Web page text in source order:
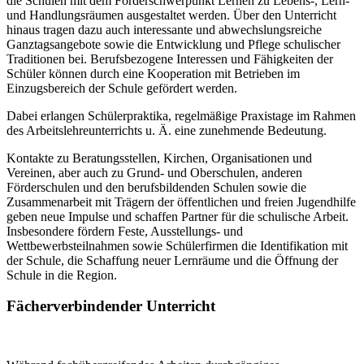
und Handlungsräumen ausgestaltet werden. Über den Unterricht
hinaus tragen dazu auch interessante und abwechslungsreiche
Ganztagsangebote sowie die Entwicklung und Pflege schulischer
Traditionen bei. Berufsbezogene Interessen und Fähigkeiten der
Schüler können durch eine Kooperation mit Betrieben im
Einzugsbereich der Schule gefördert werden.
Dabei erlangen Schülerpraktika, regelmäßige Praxistage im Rahmen
des Arbeitslehreunterrichts u. Ä. eine zunehmende Bedeutung.
Kontakte zu Beratungsstellen, Kirchen, Organisationen und
Vereinen, aber auch zu Grund- und Oberschulen, anderen
Förderschulen und den berufsbildenden Schulen sowie die
Zusammenarbeit mit Trägern der öffentlichen und freien Jugendhilfe
geben neue Impulse und schaffen Partner für die schulische Arbeit.
Insbesondere fördern Feste, Ausstellungs- und
Wettbewerbsteilnahmen sowie Schülerfirmen die Identifikation mit
der Schule, die Schaffung neuer Lernräume und die Öffnung der
Schule in die Region.
Fächerverbindender Unterricht